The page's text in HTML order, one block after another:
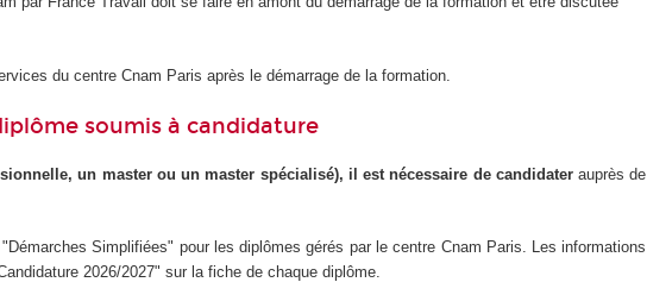
du centre Cnam Paris après le démarrage de la formation.
soumis à candidature
un master ou un master spécialisé), il est nécessaire de candidaterauprès de
Simplifiées" pour les diplômes gérés par le centre Cnam Paris. Les informations
2026/2027" sur la fiche de chaque diplôme.